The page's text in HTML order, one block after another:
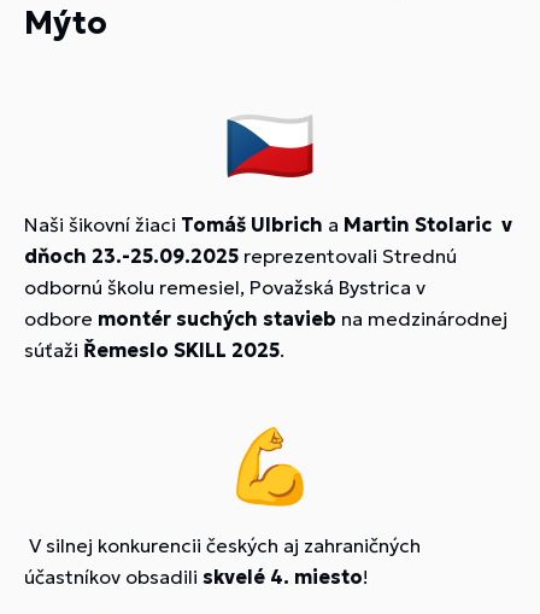
Mýto
Naši šikovní žiaci Tomáš Ulbrich a Martin Stolaric v
dňoch 23.-25.09.2025 reprezentovali Strednú
odbornú školu remesiel, Považská Bystrica v
odbore montér suchých stavieb na medzinárodnej
súťaži Řemeslo SKILL 2025.
V silnej konkurencii českých aj zahraničných
účastníkov obsadili skvelé 4. miesto!